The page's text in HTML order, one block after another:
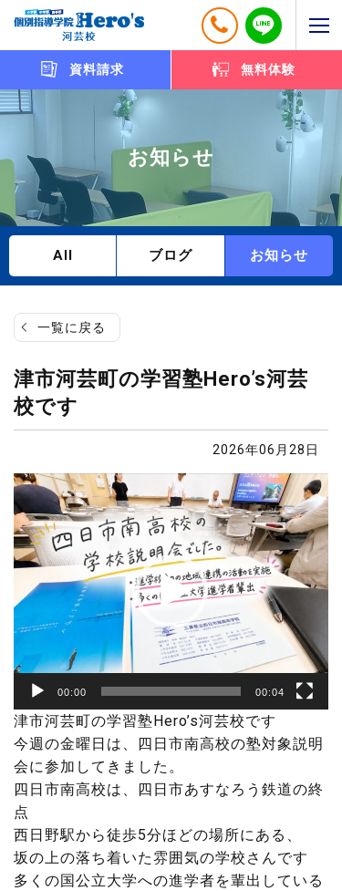
資料請求 無料体験
お知らせ
All ブログ お知らせ
一覧に戻る
津市河芸町の学習塾Hero’s河芸
校です
2026年06月28日
動
画
プ
レ
ー
ヤ
00:00 00:04
津市河芸町の学習塾Hero’s河芸校です
今週の金曜日は、四日市南高校の塾対象説明
会に参加してきました。
四日市南高校は、四日市あすなろう鉄道の終
点
西日野駅から徒歩5分ほどの場所にある、
坂の上の落ち着いた雰囲気の学校さんです
多くの国公立大学への進学者を輩出している